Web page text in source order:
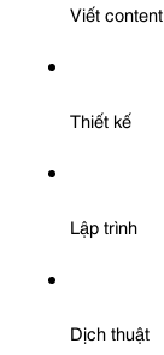
Viết content
Thiết kế
Lập trình
Dịch thuật